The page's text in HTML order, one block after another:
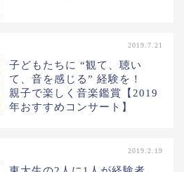
2019.7.21
子どもたちに “観て、聴い
て、音を感じる” 経験を！
親子で楽しく音楽鑑賞【2019
年おすすめコンサート】
2019.2.19